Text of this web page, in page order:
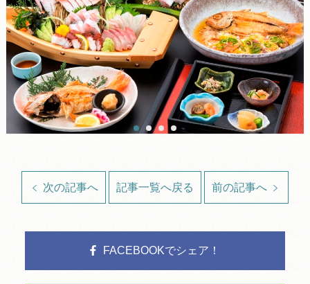
次の記事へ 記事一覧へ戻る 前の記事へ
FACEBOOKでシェア！